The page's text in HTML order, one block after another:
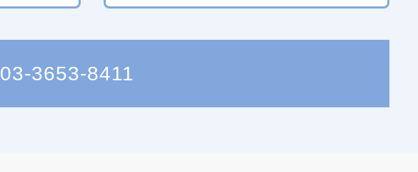
03-3653-8411